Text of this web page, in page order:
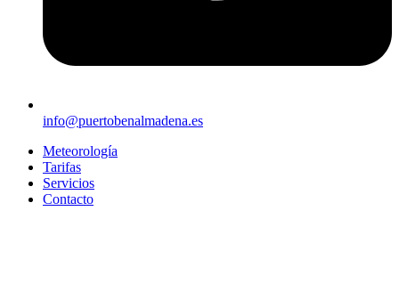
info@puertobenalmadena.es
Meteorología
Tarifas
Servicios
Contacto